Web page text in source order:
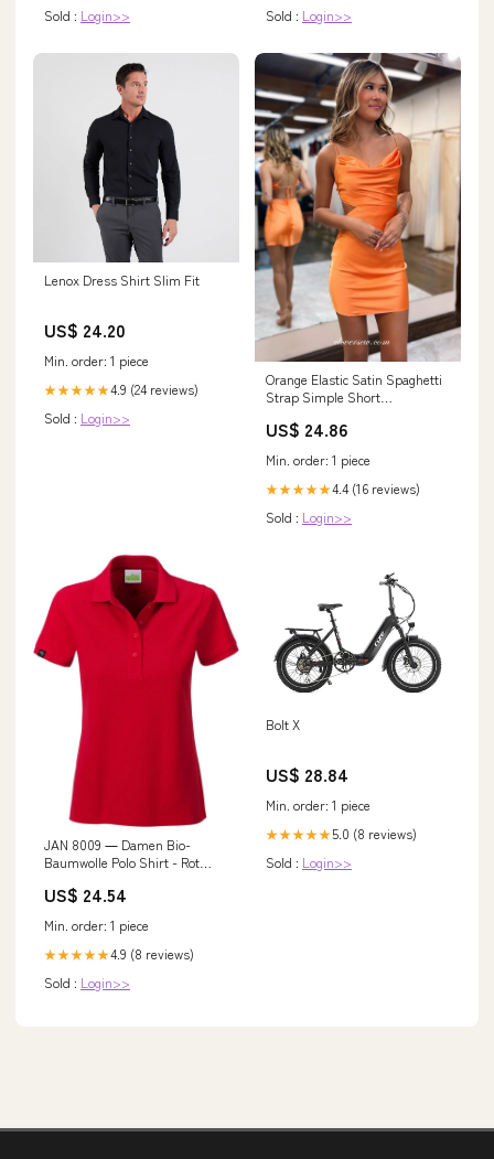
Sold : Login>> Sold : Login>>
Lenox Dress Shirt Slim Fit
US$ 24.20
Min. order: 1 piece
★★★★★4.9 (24 reviews)
Sold : Login>>
Orange Elastic Satin Spaghetti
Strap Simple Short
US14 / As Pic
US$ 24.86
Min. order: 1 piece
★★★★★4.4 (16 reviews)
Sold : Login>>
JAN 8009 ― Damen Bio-
Baumwolle Polo Shirt - Rot
US$ 24.54
Min. order: 1 piece
★★★★★4.9 (8 reviews)
Sold : Login>>
Bolt X
US$ 28.84
Min. order: 1 piece
★★★★★5.0 (8 reviews)
Sold : Login>>